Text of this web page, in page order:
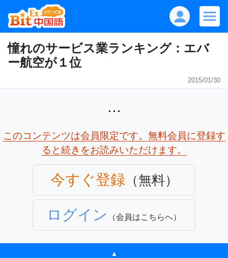
憧れのサービス業ランキング：エバ
ー航空が１位
2015/01/30
...
このコンテンツは会員限定です。無料会員に登録す
ると続きをお読みいただけます。
今すぐ登録 （無料）
ログイン （会員はこちらへ）
▲